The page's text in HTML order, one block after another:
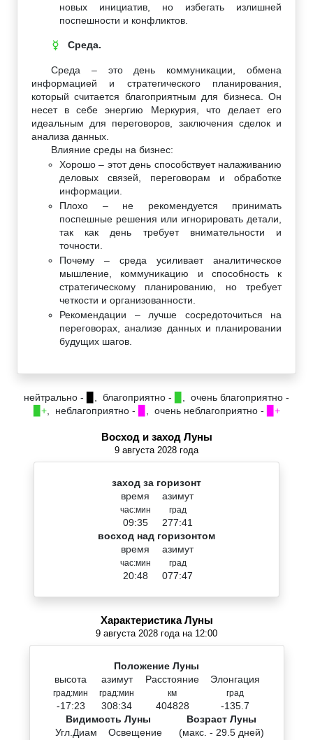
новых инициатив, но избегать излишней
поспешности и конфликтов.
☿ Среда.
Среда – это день коммуникации, обмена
информацией и стратегического планирования,
который считается благоприятным для бизнеса. Он
несет в себе энергию Меркурия, что делает его
идеальным для переговоров, заключения сделок и
анализа данных.
Влияние среды на бизнес:
Хорошо – этот день способствует налаживанию
деловых связей, переговорам и обработке
информации.
Плохо – не рекомендуется принимать
поспешные решения или игнорировать детали,
так как день требует внимательности и
точности.
Почему – среда усиливает аналитическое
мышление, коммуникацию и способность к
стратегическому планированию, но требует
четкости и организованности.
Рекомендации – лучше сосредоточиться на
переговорах, анализе данных и планировании
будущих шагов.
нейтрально - , благоприятно -
, очень благоприятно -
▉+, неблагоприятно - , очень неблагоприятно - ▉+
Восход и заход Луны
9 августа 2028 года
заход за горизонт
время
час:мин
09:35
азимут
град
277:41
восход над горизонтом
время
час:мин
20:48
азимут
град
077:47
Характеристика Луны
9 августа 2028 года на 12:00
Положение Луны
высота
град:мин
-17:23
азимут
град:мин
308:34
Расстояние
км
404828
Элонгация
град
-135.7
Видимость Луны
Угл.Диам
Освещение
Возраст Луны
(макс. - 29.5 дней)